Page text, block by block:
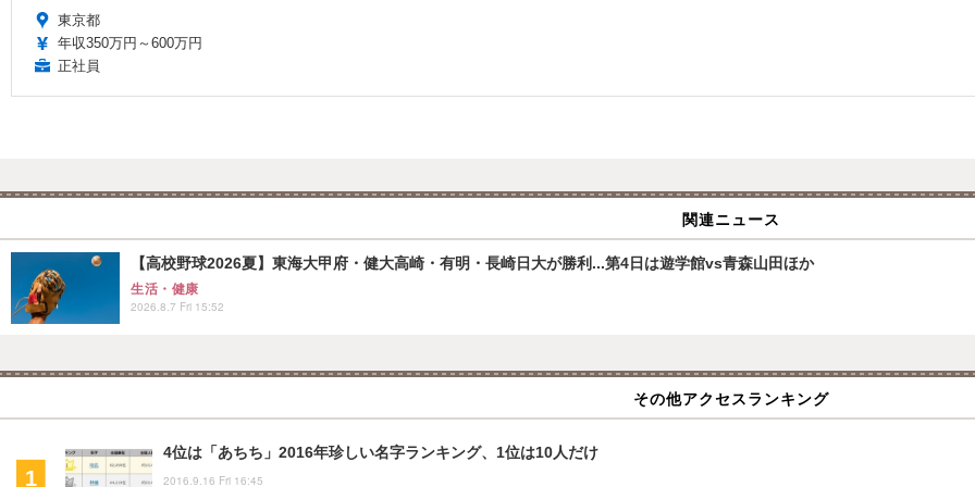
東京都
年収350万円～600万円
正社員
関連ニュース
【高校野球2026夏】東海大甲府・健大高崎・有明・長崎日大が勝利...第4日は遊学館vs青森山田ほか
生活・健康
2026.8.7 Fri 15:52
その他アクセスランキング
4位は「あちち」2016年珍しい名字ランキング、1位は10人だけ
2016.9.16 Fri 16:45